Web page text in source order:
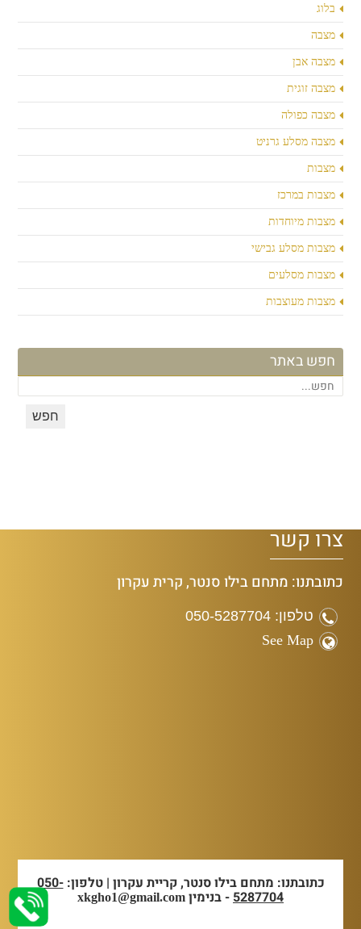
בלוג
מצבה
מצבה אבן
מצבה זוגית
מצבה כפולה
מצבה מסלע גרניט
מצבות
מצבות במרכז
מצבות מיוחדות
מצבות מסלע גבישי
מצבות מסלעים
מצבות מעוצבות
חפש באתר
צרו קשר
כתובתנו: מתחם בילו סנטר, קרית עקרון
טלפון: 050-5287704
See Map
כתובתנו: מתחם בילו סנטר, קריית עקרון | טלפון:050-
5287704- בנימין xkgho1@gmail.com